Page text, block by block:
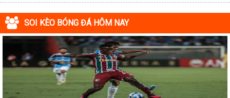
SOI KÈO BÓNG ĐÁ HÔM NAY